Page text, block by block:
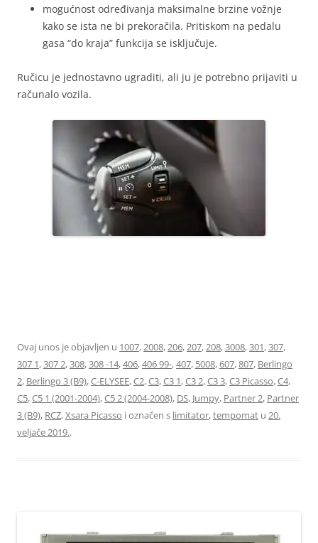
mogućnost određivanja maksimalne brzine vožnje
kako se ista ne bi prekoračila. Pritiskom na pedalu
gasa “do kraja” funkcija se isključuje.
Ručicu je jednostavno ugraditi, ali ju je potrebno prijaviti u
računalo vozila.
Ovaj unos je objavljen u 1007,2008,206,207,208,3008,301,307,
307 1,307 2,308,308 -14,406,406 99-,407, 5008,607,807, Berlingo
2, Berlingo 3 (B9),C-ELYSEE,C2,C3,C3 1,C3 2,C3 3,C3 Picasso,C4,
C5,C5 1 (2001-2004),C5 2 (2004-2008), DS, Jumpy, Partner 2, Partner
3 (B9), RCZ,Xsara Picasso i označen s limitator,tempomat u 20.
veljače 2019..